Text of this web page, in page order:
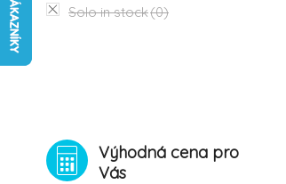
Solo in stock(0)
Výhodná cena pro
Vás